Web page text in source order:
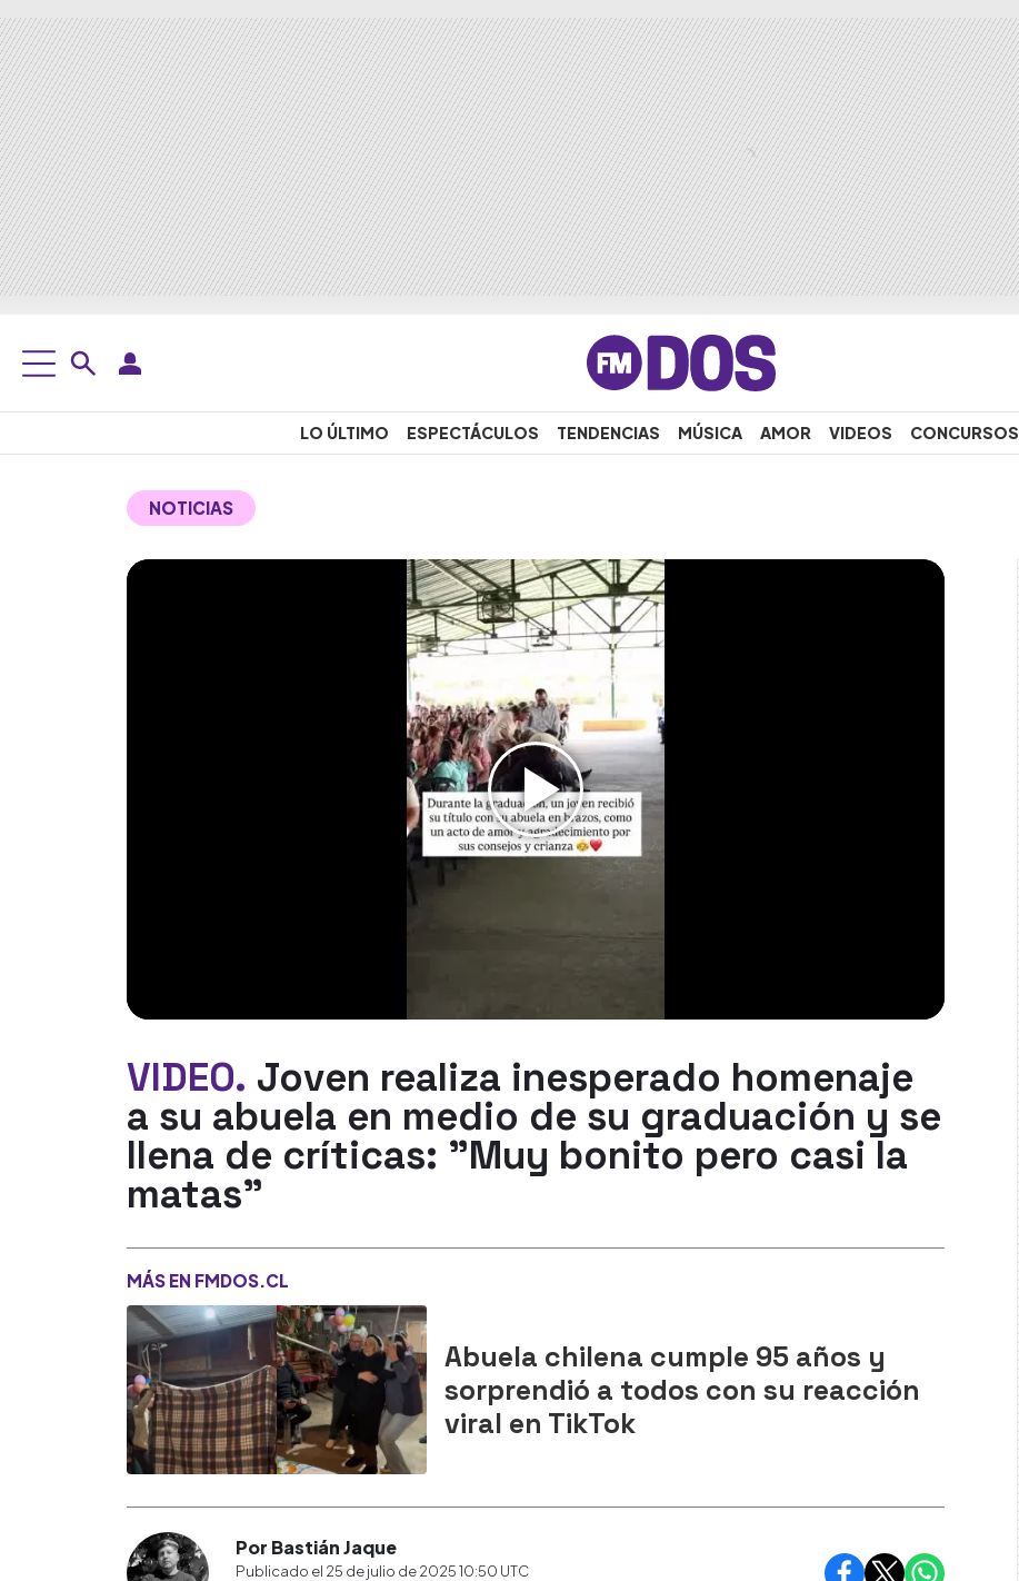
LO ÚLTIMO ESPECTÁCULOS TENDENCIAS MÚSICA AMOR VIDEOS CONCURSOS
NOTICIAS
VIDEO. Joven realiza inesperado homenaje
a su abuela en medio de su graduación y se
llena de críticas: "Muy bonito pero casi la
matas"
MÁS EN FMDOS.CL
Abuela chilena cumple 95 años y
sorprendió a todos con su reacción
viral en TikTok
Por Bastián Jaque
Publicado el 25 de julio de 2025 10:50 UTC